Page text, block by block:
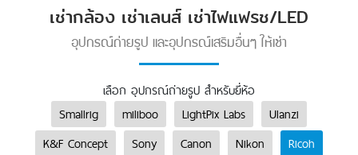
เช่ากล้อง เช่าเลนส์ เช่าไฟแฟรช/LED
อุปกรณ์ถ่ายรูป และอุปกรณ์เสริมอื่นๆ ให้เช่า
เลือก อุปกรณ์ถ่ายรูป สำหรับยี่ห้อ
Smallrig
miliboo LightPix Labs
Ulanzi
K&F Concept
Sony Canon Nikon
Ricoh